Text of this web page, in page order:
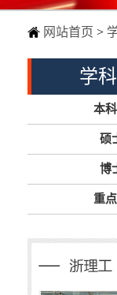
网站首页 >
学
本
硕
博
重